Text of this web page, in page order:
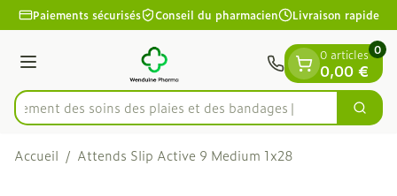
Aller au contenu
1 de 1
Paiements sécurisés Conseil du pharmacien Livraison rapide
Menu
Rechercherdes soins des plaies et des bandages
0 articles
0,00 €
0
Accueil / Attends Slip Active 9 Medium 1x28